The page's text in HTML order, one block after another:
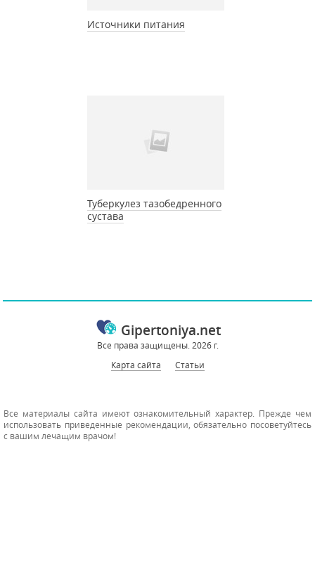
Источники питания
Туберкулез тазобедренного
сустава
Gipertoniya.net
Все права защищены. 2026 г.
Карта сайта
Статьи
Все материалы сайта имеют ознакомительный характер. Прежде чем
использовать приведенные рекомендации, обязательно посоветуйтесь
с вашим лечащим врачом!